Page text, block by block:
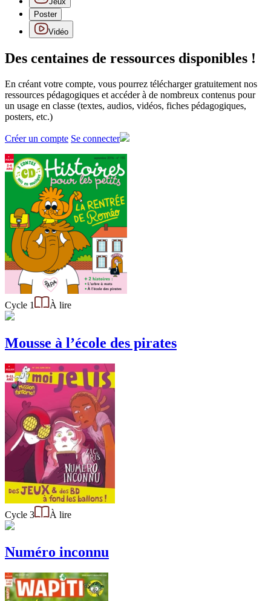
Poster
Vidéo
Des centaines de ressources disponibles !
En créant votre compte, vous pourrez télécharger gratuitement nos
ressources pédagogiques et accéder à de nombreux contenus pour
un usage en classe (textes, audios, vidéos, fiches pédagogiques,
posters, etc.)
Créer un compte Se connecter
Cycle 1 À lire
Mousse à l’école des pirates
Cycle 3 À lire
Numéro inconnu